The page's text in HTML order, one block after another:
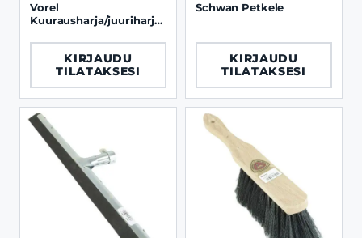
Vorel
Kuurausharja/juuriharja
KIRJAUDU
TILATAKSESI
Schwan Petkele
KIRJAUDU
TILATAKSESI